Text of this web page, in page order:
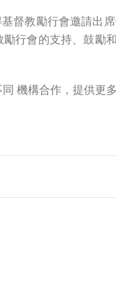
督教勵行會邀請出
行會的支持、鼓勵
機構合作，提供更